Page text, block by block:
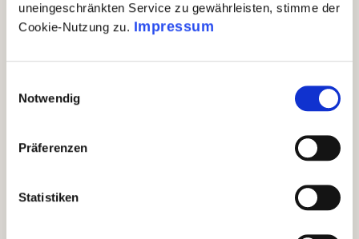
uneingeschränkten Service zu gewährleisten, stimme der
Cookie-Nutzung zu. Impressum
Notwendig
Präferenzen
Statistiken
Auf der Spur der Burrata
einer Mischung aus Sahne und
Mozzarellastreifen, die die Füllung der
Burrata ist. Marios Hände stecken im 70°C
heißen Wasser. Er knetet und zieht den Teig
sind.